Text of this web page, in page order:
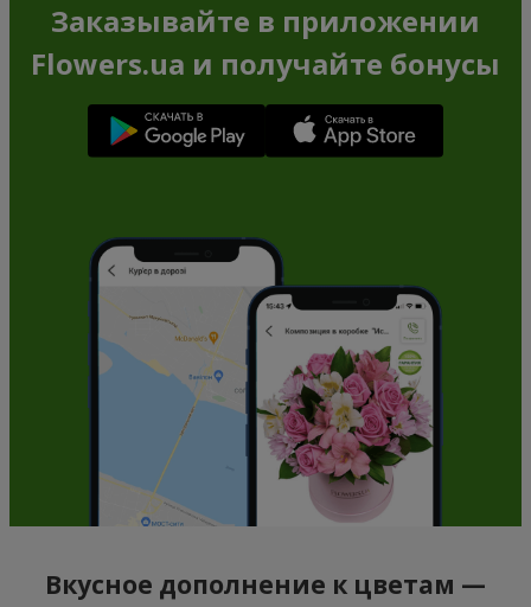
Заказывайте в приложении
Flowers.ua и получайте бонусы
Вкусное дополнение к цветам —